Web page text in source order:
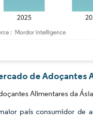
de
Alimentares da
país consumidor de